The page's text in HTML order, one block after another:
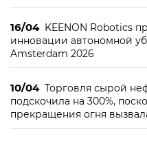
16/04 KEENON Robotics
инновации автономной
Amsterdam 2026
10/04 Торговля сырой
подскочила на 300%,
прекращения огня